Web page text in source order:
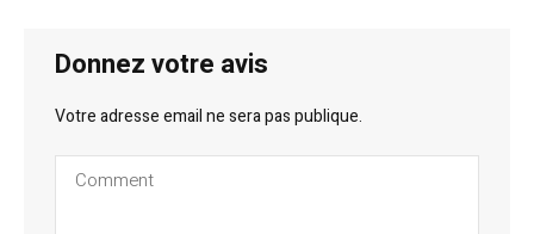
Donnez votre avis
Votre adresse email ne sera pas publique.